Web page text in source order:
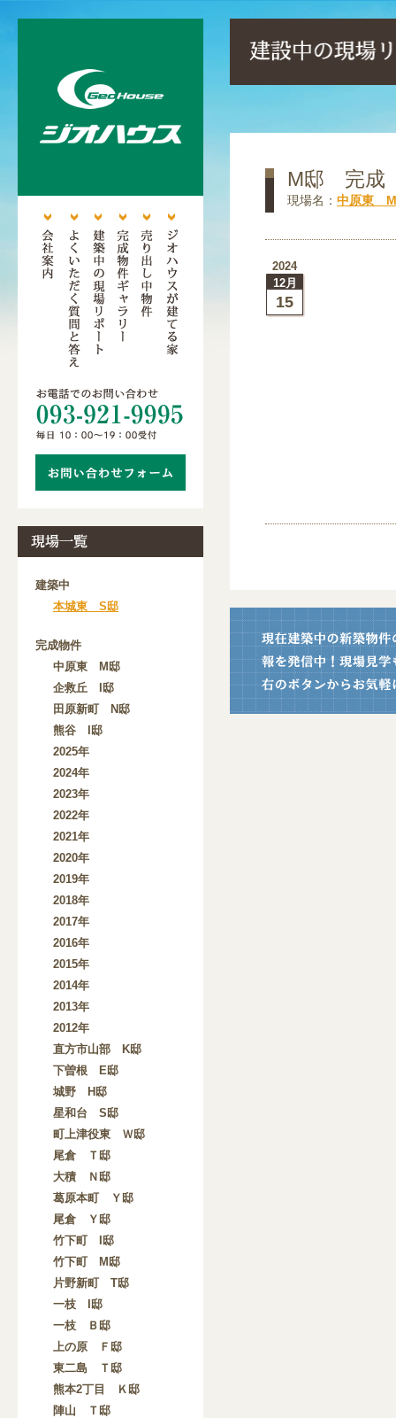
建築中
本城東 S邸
完成物件
中原東 M邸
企救丘 I邸
田原新町 N邸
熊谷 I邸
2025年
2024年
2023年
2022年
2021年
2020年
2019年
2018年
2017年
2016年
2015年
2014年
2013年
2012年
直方市山部 K邸
下曽根 E邸
城野 H邸
星和台 S邸
町上津役東 Ｗ邸
尾倉 Ｔ邸
大積 Ｎ邸
葛原本町 Ｙ邸
尾倉 Ｙ邸
竹下町 I邸
竹下町 M邸
片野新町 T邸
一枝 I邸
一枝 Ｂ邸
上の原 Ｆ邸
東二島 Ｔ邸
熊本2丁目 Ｋ邸
陣山 Ｔ邸
M邸 完成
現場名： 中原東
2024
12月
15